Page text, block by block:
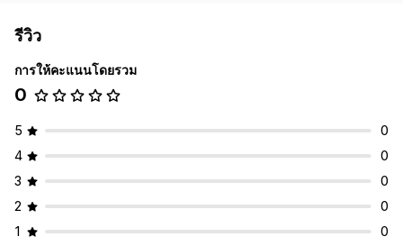
รีวิว
การให้คะแนนโดยรวม
0
5
0
4
0
3
0
2
0
1
0